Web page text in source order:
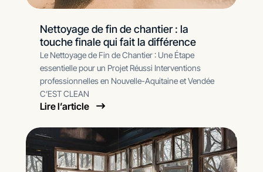
Nettoyage de fin de chantier : la
touche finale qui fait la différence
Le Nettoyage de Fin de Chantier : Une Étape
essentielle pour un Projet Réussi Interventions
professionnelles en Nouvelle-Aquitaine et Vendée
C’EST CLEAN
Lire l’article